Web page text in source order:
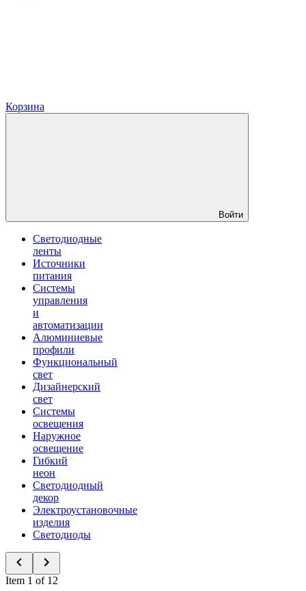
Корзина
Войти
Светодиодные
ленты
Источники
питания
Системы
управления
и
автоматизации
Алюминиевые
профили
Функциональный
свет
Дизайнерский
свет
Системы
освещения
Наружное
освещение
Гибкий
неон
Светодиодный
декор
Электроустановочные
изделия
Светодиоды
Item 1 of 12